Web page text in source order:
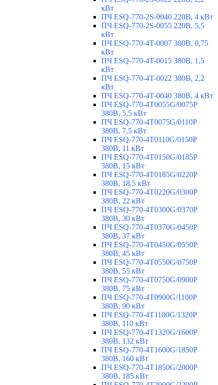
кВт
ПЧ ESQ-770-2S-0040 220В, 4 кВт
ПЧ ESQ-770-2S-0055 220В, 5,5
кВт
ПЧ ESQ-770-4T-0007 380В, 0,75
кВт
ПЧ ESQ-770-4T-0015 380В, 1,5
кВт
ПЧ ESQ-770-4T-0022 380В, 2,2
кВт
ПЧ ESQ-770-4T-0040 380В, 4 кВт
ПЧ ESQ-770-4T0055G/0075P
380В, 5,5 кВт
ПЧ ESQ-770-4T0075G/0110P
380В, 7,5 кВт
ПЧ ESQ-770-4T0110G/0150P
380В, 11 кВт
ПЧ ESQ-770-4T0150G/0185P
380В, 15 кВт
ПЧ ESQ-770-4T0185G/0220P
380В, 18,5 кВт
ПЧ ESQ-770-4T0220G/0300P
380В, 22 кВт
ПЧ ESQ-770-4T0300G/0370P
380В, 30 кВт
ПЧ ESQ-770-4T0370G/0450P
380В, 37 кВт
ПЧ ESQ-770-4T0450G/0550P
380В, 45 кВт
ПЧ ESQ-770-4T0550G/0750P
380В, 55 кВт
ПЧ ESQ-770-4T0750G/0900P
380В, 75 кВт
ПЧ ESQ-770-4T0900G/1100P
380В, 90 кВт
ПЧ ESQ-770-4T1100G/1320P
380В, 110 кВт
ПЧ ESQ-770-4T1320G/1600P
380В, 132 кВт
ПЧ ESQ-770-4T1600G/1850P
380В, 160 кВт
ПЧ ESQ-770-4T1850G/2000P
380В, 185 кВт